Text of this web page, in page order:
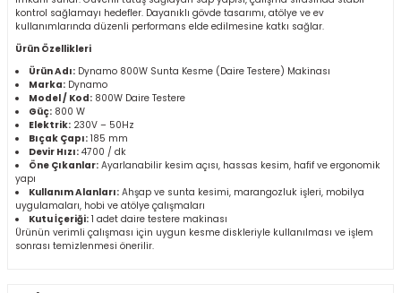
kontrol sağlamayı hedefler. Dayanıklı gövde tasarımı, atölye ve ev
kullanımlarında düzenli performans elde edilmesine katkı sağlar.
Ürün Özellikleri
Ürün Adı: Dynamo 800W Sunta Kesme (Daire Testere) Makinası
Marka: Dynamo
Model / Kod: 800W Daire Testere
Güç: 800 W
Elektrik: 230V – 50Hz
Bıçak Çapı: 185 mm
Devir Hızı: 4700 / dk
Öne Çıkanlar: Ayarlanabilir kesim açısı, hassas kesim, hafif ve ergonomik
yapı
Kullanım Alanları: Ahşap ve sunta kesimi, marangozluk işleri, mobilya
uygulamaları, hobi ve atölye çalışmaları
Kutu İçeriği: 1 adet daire testere makinası
Ürünün verimli çalışması için uygun kesme diskleriyle kullanılması ve işlem
sonrası temizlenmesi önerilir.